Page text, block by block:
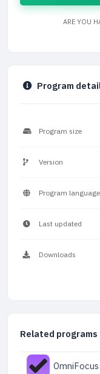
ARE YOU
Program
Program size
Version
Program language
Last updated
Downloads
Related programs